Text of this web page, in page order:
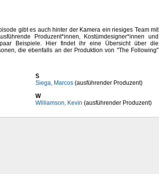
gibt es auch hinter der Kamera ein riesiges Team mit
Produzent*innen, Kostümdesigner*innen und
Beispiele. Hier findet ihr eine Übersicht über die
die ebenfalls an der Produktion von "The Following"
S
Siega, Marcos (ausführender Produzent)
W
Williamson, Kevin (ausführender Produzent)